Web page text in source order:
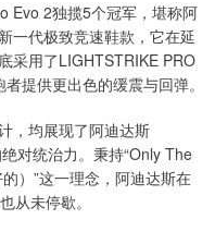
Evo 2独揽5个冠军，堪称阿
一代极致竞速鞋款，它在延
采用了LIGHTSTRIKE PRO
提供更出色的缓震与回弹。
，均展现了阿迪达斯
对统治力。秉持“Only The
）”这一理念，阿迪达斯在
从未停歇。